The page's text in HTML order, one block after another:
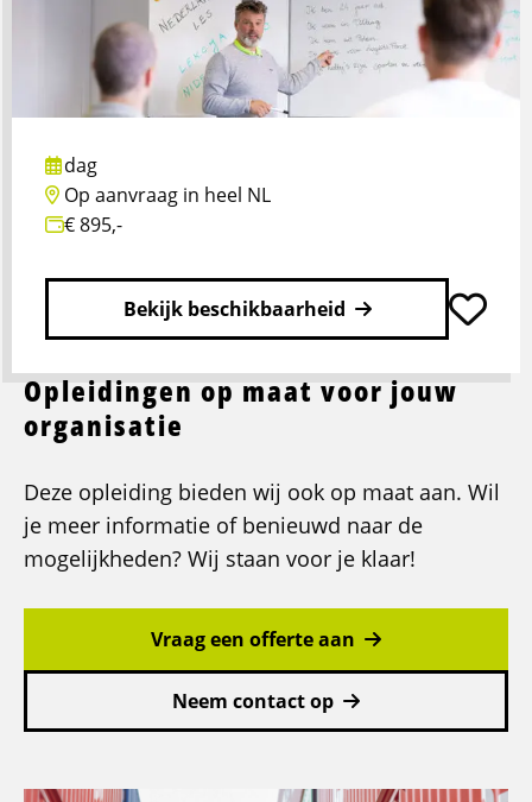
dag
Op aanvraag in heel NL
€ 895,-
Bekijk beschikbaarheid
Lees
meer
over
voor
Anderstaligen
Opleidingen op maat voor jouw
organisatie
Deze opleiding bieden wij ook op maat aan. Wil
je meer informatie of benieuwd naar de
mogelijkheden? Wij staan voor je klaar!
Vraag een offerte aan
Neem contact op